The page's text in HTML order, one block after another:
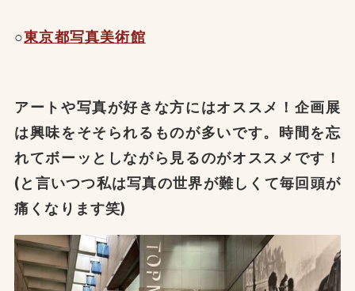
○東京都写真美術館
アートや写真が好きな方にはオススメ！企画展
は興味をそそられるものが多いです。時間を忘
れてボーッとしながら見るのがオススメです！
(と言いつつ私は写真の世界が難しくて毎回頭が
痛くなります笑)